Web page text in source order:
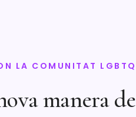
LA COMUNITAT
manera